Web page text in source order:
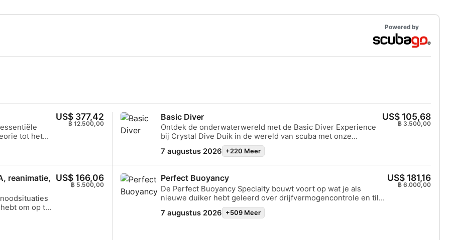
Powered by
tot het
water. Je
ons
in de warme,
onze
tempo
het einde
maar heb je
mee te
US$ 377,42
฿ 12.500,00
Basic Diver
Ontdek de onderwaterwereld met de Basic Diver Experience
bij Crystal Dive Duik in de wereld van scuba met onze
eendaagse Basic Diver Experience - perfect voor beginnende
duikers! Je reis begint met een minimum aan theorie en een
introductie in het veilige, ondiepe water van ons zwembad,
waar je je eerste opwindende ademhalingen onder water zult
maken. Zodra je je op je gemak voelt, is het tijd om aan boord
te gaan van onze ruime duikboot voor een middagavontuur.
Onder begeleiding van je toegewijde instructeur verken je de
onderwaterwereld met één of twee onvergetelijke duiken. In
slechts één dag ervaar je de magie van het duiken en krijg je
7 augustus 2026 +220 Meer
US$ 105,68
฿ 3.500,00
reanimatie,
om op te
noodsituatie.
welke
US$ 166,06
฿ 5.500,00
Perfect Buoyancy
De Perfect Buoyancy Specialty bouwt voort op wat je als
nieuwe duiker hebt geleerd over drijfvermogencontrole en tilt
deze vaardigheden naar een hoger niveau. Als je je instructeur
al bijna bewegingsloos hebt zien zweven en die beheersing
7 augustus 2026 +509 Meer
US$ 181,16
฿ 6.000,00